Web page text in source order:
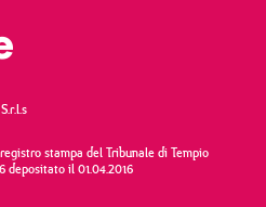
stampa del Tribunale di Tempio
depositato il 01.04.2016